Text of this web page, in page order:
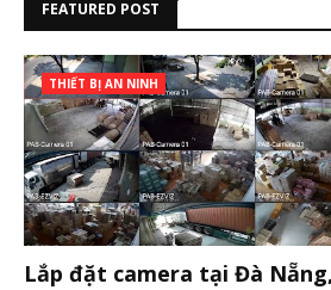
FEATURED POST
THIẾT BỊ AN NINH
Lắp đặt camera tại Đà